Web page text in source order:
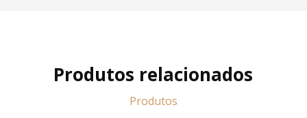
Produtos relacionados
Produtos